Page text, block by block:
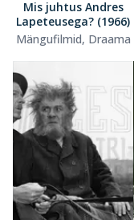
Mis juhtus Andres
Lapeteusega? (1966)
Mängufilmid, Draama